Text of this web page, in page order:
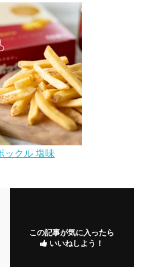
ックル 塩味
この記事が気に入ったら
いいねしよう！